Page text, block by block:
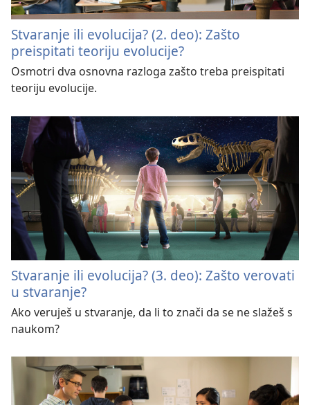
Stvaranje ili evolucija? (2. deo): Zašto
preispitati teoriju evolucije?
Osmotri dva osnovna razloga zašto treba preispitati
teoriju evolucije.
Stvaranje ili evolucija? (3. deo): Zašto verovati
u stvaranje?
Ako veruješ u stvaranje, da li to znači da se ne slažeš s
naukom?